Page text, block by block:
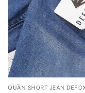
QUẦN SHORT JEAN